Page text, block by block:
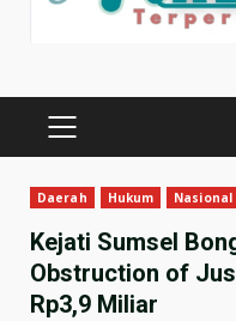
PRIMARY
Daerah Hukum Nasional
Kejati Sumsel
Obstruction of
Rp3,9 Miliar